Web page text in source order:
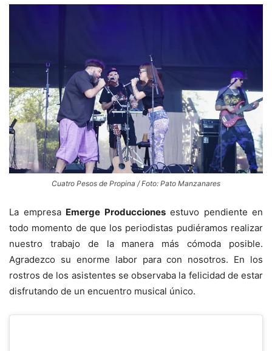
Cuatro Pesos de Propina / Foto: Pato Manzanares
La empresa Emerge Produccionesestuvo pendiente en
todo momento de que los periodistas pudiéramos realizar
nuestro trabajo de la manera más cómoda posible.
Agradezco su enorme labor para con nosotros. En los
rostros de los asistentes se observaba la felicidad de estar
disfrutando de un encuentro musical único.